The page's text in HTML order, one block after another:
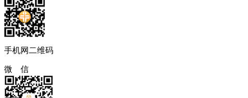
手机网二维码
微 信